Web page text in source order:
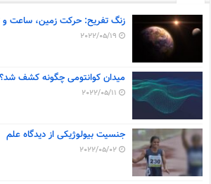
زنگ تفریح: حرکت زمین، ساعت و
2022/05/19
میدان کوانتومی چگونه کشف شد؟
2022/05/11
جنسیت بیولوژیکی از دیدگاه علم
2022/05/02